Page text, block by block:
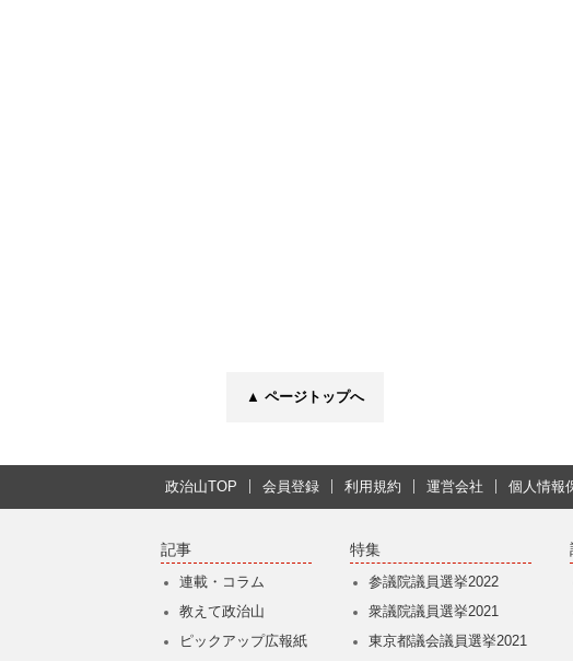
▲ ページトップへ
政治山TOP 会員登録 利用規約 運営会社 個人情報
記事
連載・コラム
教えて政治山
ピックアップ広報紙
特集
参議院議員選挙2022
衆議院議員選挙2021
東京都議会議員選挙2021